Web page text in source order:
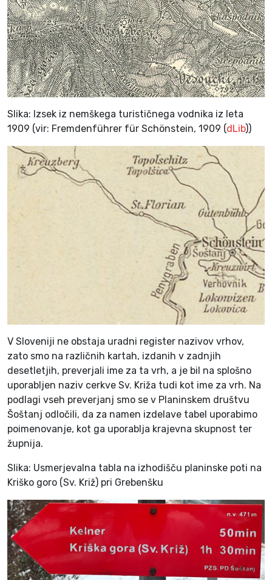
Slika: Izsek iz nemškega turističnega vodnika iz leta
1909 (vir: Fremdenführer für Schönstein, 1909 (dLib))
V Sloveniji ne obstaja uradni register nazivov vrhov,
zato smo na različnih kartah, izdanih v zadnjih
desetletjih, preverjali ime za ta vrh, a je bil na splošno
uporabljen naziv cerkve Sv. Križa tudi kot ime za vrh. Na
podlagi vseh preverjanj smo se v Planinskem društvu
Šoštanj odločili, da za namen izdelave tabel uporabimo
poimenovanje, kot ga uporablja krajevna skupnost ter
župnija.
Slika: Usmerjevalna tabla na izhodišču planinske poti na
Kriško goro (Sv. Križ) pri Grebenšku